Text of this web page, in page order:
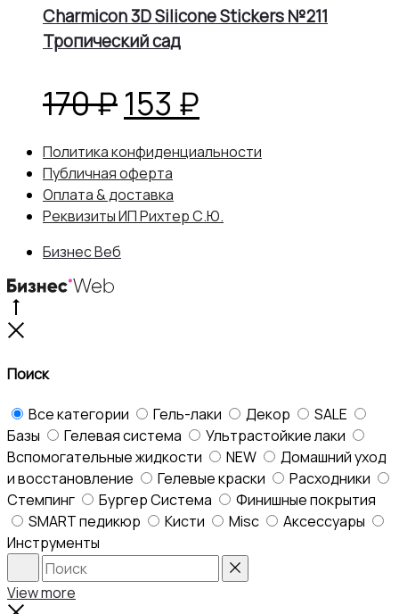
170 ₽.
корзину
Charmicon 3D Silicone Stickers №211
Тропический сад
170₽Первоначальная
цена
составляла
153 ₽
цена:
Политика конфиденциальности
Публичная оферта
Оплата & доставка
Реквизиты ИП Рихтер С.Ю.
Бизнес Веб
Поиск
Все категории Гель-лаки Декор
SALE
Базы
Гелевая система
Ультрастойкие лаки
Вспомогательные жидкости
NEW
Домашний уход
и восстановление
Гелевые краски
Расходники
Стемпинг
Бургер Система
Финишные покрытия
SMART педикюр
Кисти Misc
Аксессуары
Инструменты
Search
View more